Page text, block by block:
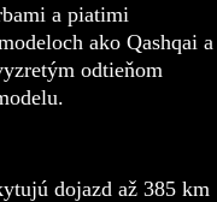
a piatimi
ako Qashqai a
odtieňom
dojazd až 385 km